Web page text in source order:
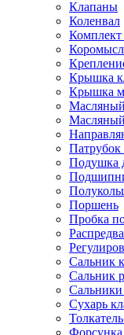
Клапаны
Коленвал
Крышка
Крышка
Патрубок
Подушка
Поршень
Пробка
Сальник
Сальник
Сальники
Сухарь
Форсунка